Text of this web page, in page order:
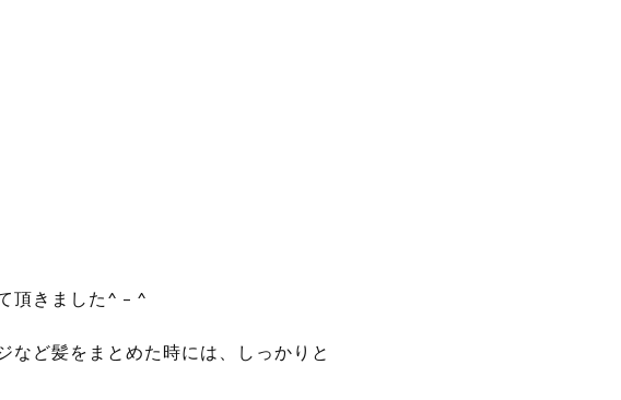
頂きました^ – ^
など髪をまとめた時には、しっかりと